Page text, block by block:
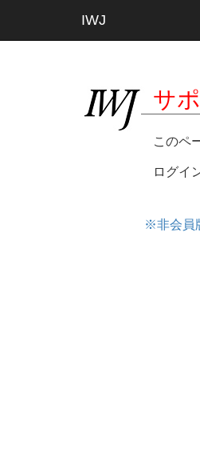
IWJ
サ
このペ
ログイ
※非会員